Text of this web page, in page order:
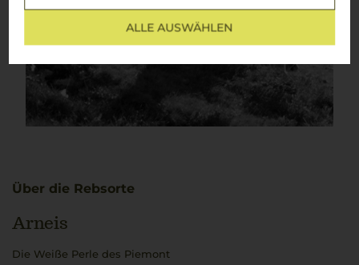
ALLE AUSWÄHLEN
Über die Rebsorte
Arneis
Die Weiße Perle des Piemont